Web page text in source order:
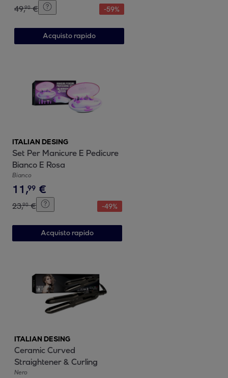
49,90 € -59%
Acquisto rapido
ITALIAN DESING
Set Per Manicure E Pedicure
Bianco E Rosa
Bianco
11,99 €
23,90 € -49%
Acquisto rapido
ITALIAN DESING
Ceramic Curved
Straightener & Curling
Nero